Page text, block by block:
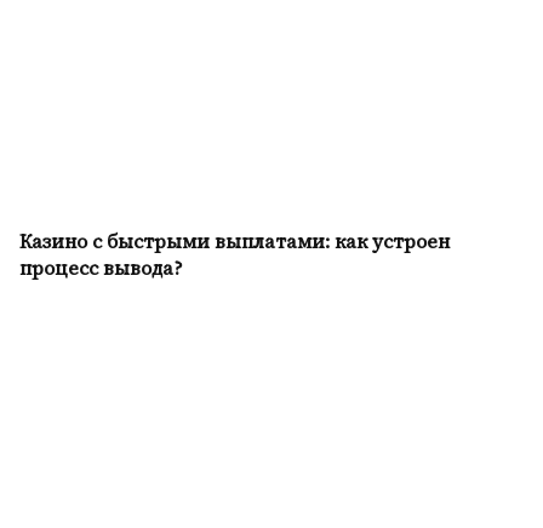
Казино с быстрыми выплатами: как устроен
процесс вывода?